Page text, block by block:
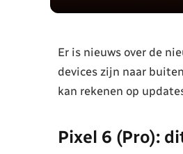
Er is nieuws over de
devices zijn naar
kan rekenen op
Pixel 6 (Pro):